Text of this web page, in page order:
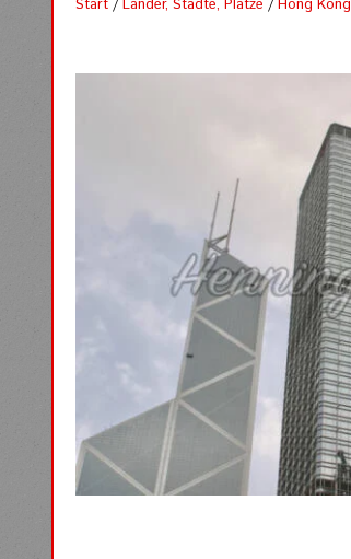
Start /Länder, Städte, Plätze /Hong Kong